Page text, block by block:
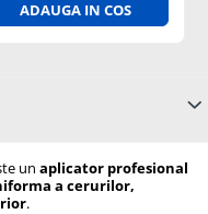
ADAUGA IN COS
un aplicator profesional
a cerurilor,
.